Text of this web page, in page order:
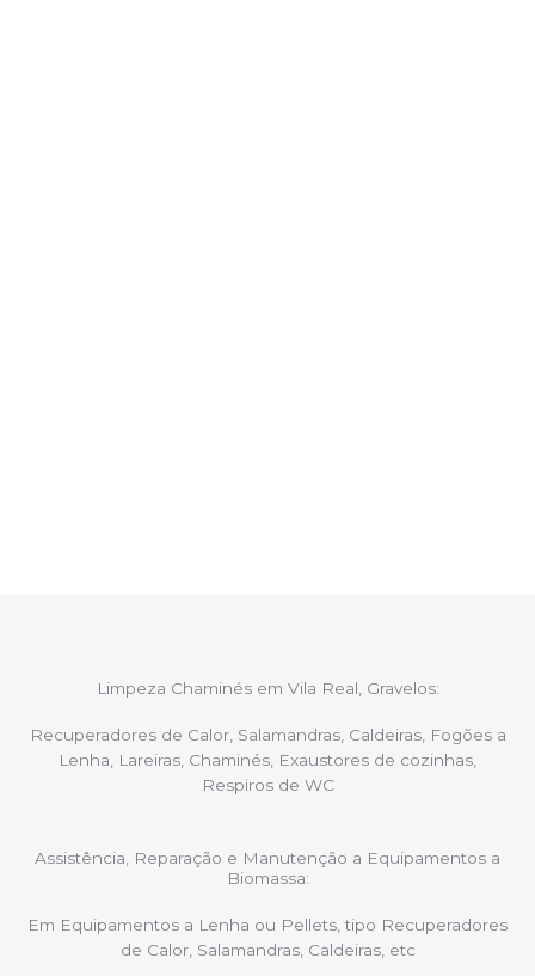
Limpeza Chaminés em Vila Real, Gravelos:
Recuperadores de Calor, Salamandras, Caldeiras, Fogões a
Lenha, Lareiras, Chaminés, Exaustores de cozinhas,
Respiros de WC
Assistência, Reparação e Manutenção a Equipamentos a
Biomassa:
Em Equipamentos a Lenha ou Pellets, tipo Recuperadores
de Calor, Salamandras, Caldeiras, etc